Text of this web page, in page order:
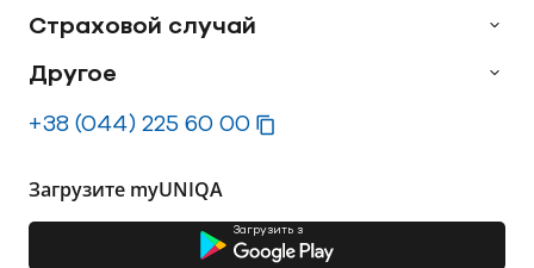
Страховой случай
Другое
+38 (044) 225 60 00
Загрузите myUNIQA
Загрузить з